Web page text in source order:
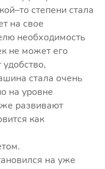
степени стала
на свое
необходимость
не может его
стала очень
на уровне
развивают
как
на уже